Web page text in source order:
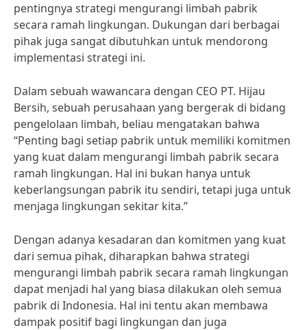
pentingnya strategi mengurangi limbah pabrik
secara ramah lingkungan. Dukungan dari berbagai
pihak juga sangat dibutuhkan untuk mendorong
implementasi strategi ini.
Dalam sebuah wawancara dengan CEO PT. Hijau
Bersih, sebuah perusahaan yang bergerak di bidang
pengelolaan limbah, beliau mengatakan bahwa
“Penting bagi setiap pabrik untuk memiliki komitmen
yang kuat dalam mengurangi limbah pabrik secara
ramah lingkungan. Hal ini bukan hanya untuk
keberlangsungan pabrik itu sendiri, tetapi juga untuk
menjaga lingkungan sekitar kita.”
Dengan adanya kesadaran dan komitmen yang kuat
dari semua pihak, diharapkan bahwa strategi
mengurangi limbah pabrik secara ramah lingkungan
dapat menjadi hal yang biasa dilakukan oleh semua
pabrik di Indonesia. Hal ini tentu akan membawa
dampak positif bagi lingkungan dan juga